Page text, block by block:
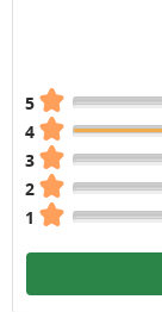
5
4
3
2
1